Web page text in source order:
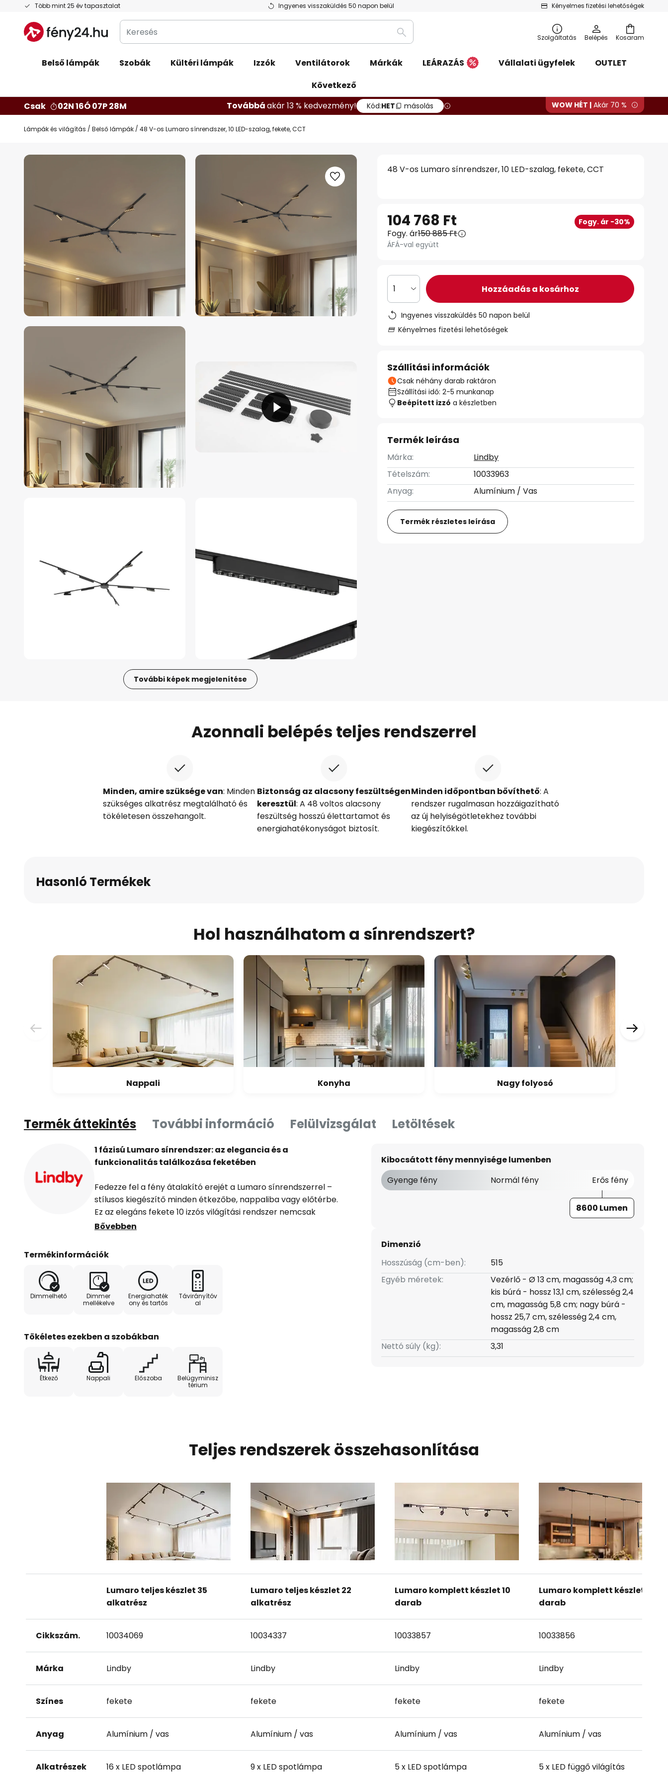
Több mint 25 év tapasztalat Ingyenes visszaküldés 50 napon belül Kényelmes fizetési lehetőségek
Ugrás
tartalomhoz
Kosaram
Keresés
Keresés
Szolgáltatás Belépés
Belső lámpák Szobák Kültéri lámpák Izzók Ventilátorok Márkák LEÁRAZÁS Vállalati ügyfelek
OUTLET
Következő
Csak
02N 16Ó 07P 27M Továbbáakár 13 % kedvezmény! Kód:HET másolás WOW HÉT | Akár 70 %
Lámpák és világítás Belső lámpák 48 V-os Lumaro sínrendszer, 10 LED-szalag, fekete, CCT
Ugrás
További képek megjelenítése
48 V-os Lumaro sínrendszer, 10 LED-szalag, fekete, CCT
104 768 Ft Fogy. ár -30%
Fogy. ár150 885 Ft
ÁFÁ-val együtt
1 Hozzáadás a kosárhoz
Ingyenes visszaküldés 50 napon belül
Kényelmes fizetési lehetőségek
Szállítási információk
Csak néhány darab raktáron
Szállítási idő: 2-5 munkanap
Beépített izzó a készletben
Termék leírása
Márka:
Lindby
Tételszám:
10033963
Anyag:
Alumínium / Vas
Termék részletes leírása
Azonnali belépés teljes rendszerrel
Minden, amire szüksége van: Minden
szükséges alkatrész megtalálható és
tökéletesen összehangolt.
Biztonság az alacsony feszültségen
keresztül: A 48 voltos alacsony
feszültség hosszú élettartamot és
energiahatékonyságot biztosít.
Minden időpontban bővíthető: A
rendszer rugalmasan hozzáigazítható
az új helyiségötletekhez további
kiegészítőkkel.
Hasonló Termékek
Hol használhatom a sínrendszert?
Nappali Konyha Nagy folyosó
Termék áttekintés További információ Felülvizsgálat Letöltések
1 fázisú Lumaro sínrendszer: az elegancia és a
funkcionalitás találkozása feketében
Fedezze fel a fény átalakító erejét a Lumaro sínrendszerrel –
stílusos kiegészítő minden étkezőbe, nappaliba vagy előtérbe.
Ez az elegáns fekete 10 izzós világítási rendszer nemcsak
integrált LED fényforrással rendelkezik, hanem szabályozható
teszik a fényszín igény szerinti beállítását és a fényerő
A Lumaro modern stílusa tökéletesen illeszkedik a kortárs belső
terekbe, és inspiráló, ugyanakkor otthonos hangulatot teremt. A
teremthet.
A csomag tartalma:
- 5 x LED világítás, hossza 13,1 cm
- 5 x LED világítás, hossza 25,7 cm
- 1 x 5-ös csatlakozó
Bővebben
Termékinformációk
Dimmelhető
Dimmer
mellékelve
Energiahaték
ony és tartós
Távirányítóv
al
Tökéletes ezekben a szobákban
Étkező Nappali Előszoba
Belügyminisz
térium
Kibocsátott fény mennyisége lumenben
Gyenge fény
Normál fény Erős fény
8600 Lumen
Dimenzió
Hosszúság (cm-ben):
515
Egyéb méretek:
Vezérlő - Ø 13 cm, magasság 4,3 cm;
kis búrá - hossz 13,1 cm, szélesség 2,4
cm, magasság 5,8 cm; nagy búrá -
hossz 25,7 cm, szélesség 2,4 cm,
magasság 2,8 cm
Nettó súly (kg):
3,31
Teljes rendszerek összehasonlítása
Lumaro teljes készlet 35
alkatrész
Lumaro teljes készlet 22
alkatrész
Lumaro komplett készlet 10
darab
Lumaro komplett készlet 10
darab
Cikkszám. 10034069 10034337 10033857 10033856
Márka Lindby Lindby Lindby Lindby
Színes fekete fekete fekete fekete
Anyag Alumínium / vas Alumínium / vas Alumínium / vas Alumínium / vas
Alkatrészek 16 x LED spotlámpa 9 x LED spotlámpa 5 x LED spotlámpa 5 x LED függő világítás